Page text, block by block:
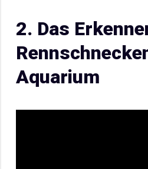
2. Das
Aquarium